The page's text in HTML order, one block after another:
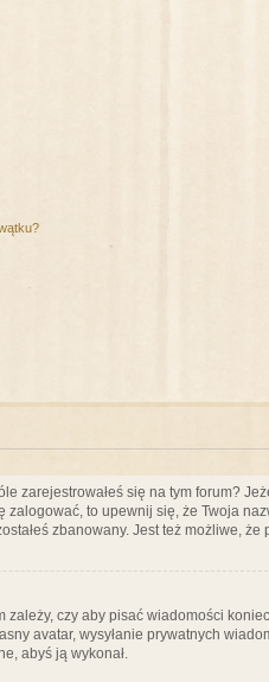
zarejestrowałeś się na tym forum?
to upewnij się, że Twoja
zbanowany. Jest też możliwe,
zależy, czy aby pisać wiadomości
avatar, wysyłanie prywatnych
abyś ją wykonał.